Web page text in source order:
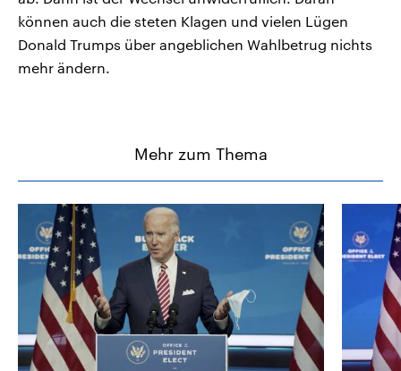
können auch die steten Klagen und vielen Lügen
Donald Trumps über angeblichen Wahlbetrug nichts
mehr ändern.
Mehr zum Thema